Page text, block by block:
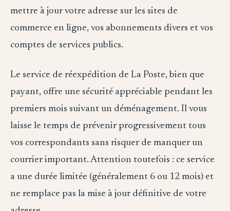
mettre à jour votre adresse sur les sites de
commerce en ligne, vos abonnements divers et vos
comptes de services publics.
Le service de réexpédition de La Poste, bien que
payant, offre une sécurité appréciable pendant les
premiers mois suivant un déménagement. Il vous
laisse le temps de prévenir progressivement tous
vos correspondants sans risquer de manquer un
courrier important. Attention toutefois : ce service
a une durée limitée (généralement 6 ou 12 mois) et
ne remplace pas la mise à jour définitive de votre